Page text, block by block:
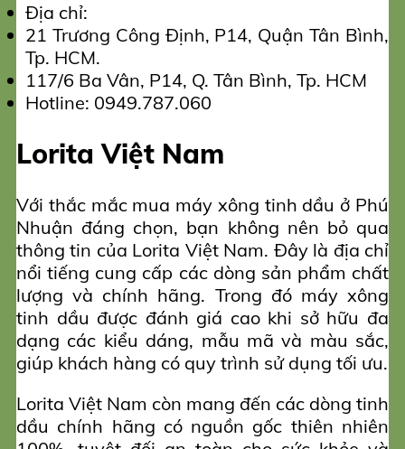
Địa chỉ:
21 Trương Công Định, P14, Quận Tân Bình,
Tp. HCM.
117/6 Ba Vân, P14, Q. Tân Bình, Tp. HCM
Hotline: 0949.787.060
Lorita Việt Nam
Với thắc mắc mua máy xông tinh dầu ở Phú
Nhuận đáng chọn, bạn không nên bỏ qua
thông tin của Lorita Việt Nam. Đây là địa chỉ
nổi tiếng cung cấp các dòng sản phẩm chất
lượng và chính hãng. Trong đó máy xông
tinh dầu được đánh giá cao khi sở hữu đa
dạng các kiểu dáng, mẫu mã và màu sắc,
giúp khách hàng có quy trình sử dụng tối ưu.
Lorita Việt Nam còn mang đến các dòng tinh
dầu chính hãng có nguồn gốc thiên nhiên